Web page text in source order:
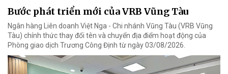
Bước phát triển mới của VRB Vũng Tàu
Ngân hàng Liên doanh Việt Nga - Chi nhánh Vũng Tàu (VRB Vũng
Tàu) chính thức thay đổi tên và chuyển địa điểm hoạt động của
Phòng giao dịch Trương Công Định từ ngày 03/08/2026.